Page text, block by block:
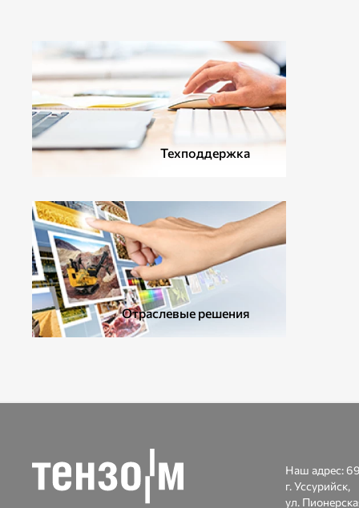
Техподдержка
Отраслевые решения
Наш адрес:
г. Уссурийск,
ул.